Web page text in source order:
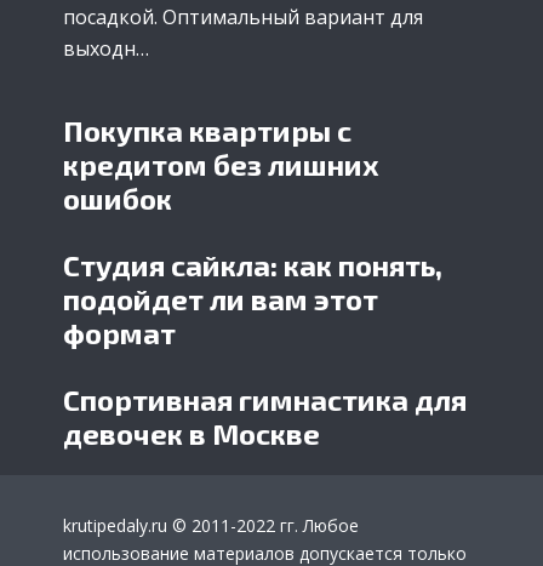
посадкой. Оптимальный вариант для
выходн…
Покупка квартиры с
кредитом без лишних
ошибок
Студия сайкла: как понять,
подойдет ли вам этот
формат
Спортивная гимнастика для
девочек в Москве
krutipedaly.ru © 2011-2022 гг. Любое
использование материалов допускается только